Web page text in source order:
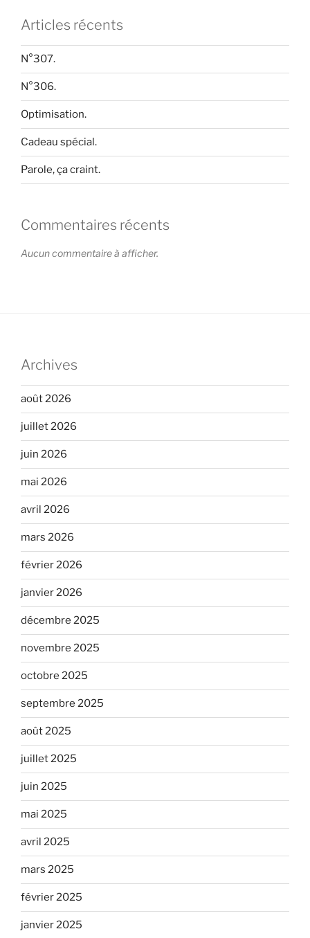
Articles récents
N°307.
N°306.
Optimisation.
Cadeau spécial.
Parole, ça craint.
Commentaires récents
Aucun commentaire à afficher.
Archives
août 2026
juillet 2026
juin 2026
mai 2026
avril 2026
mars 2026
février 2026
janvier 2026
décembre 2025
novembre 2025
octobre 2025
septembre 2025
août 2025
juillet 2025
juin 2025
mai 2025
avril 2025
mars 2025
février 2025
janvier 2025